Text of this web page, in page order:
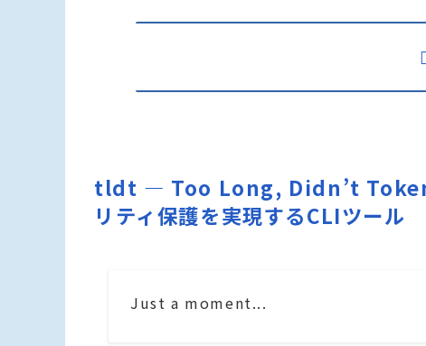
tldt — Too Long, Didn’t
リティ保護を実現するCLIツール
Just a moment...